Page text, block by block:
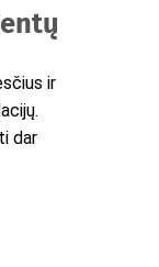
ir
dar